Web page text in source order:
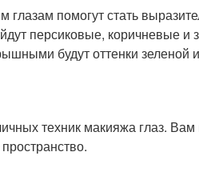
глазам помогут стать
персиковые, коричневые и
будут оттенки зеленой
техник макияжа глаз.